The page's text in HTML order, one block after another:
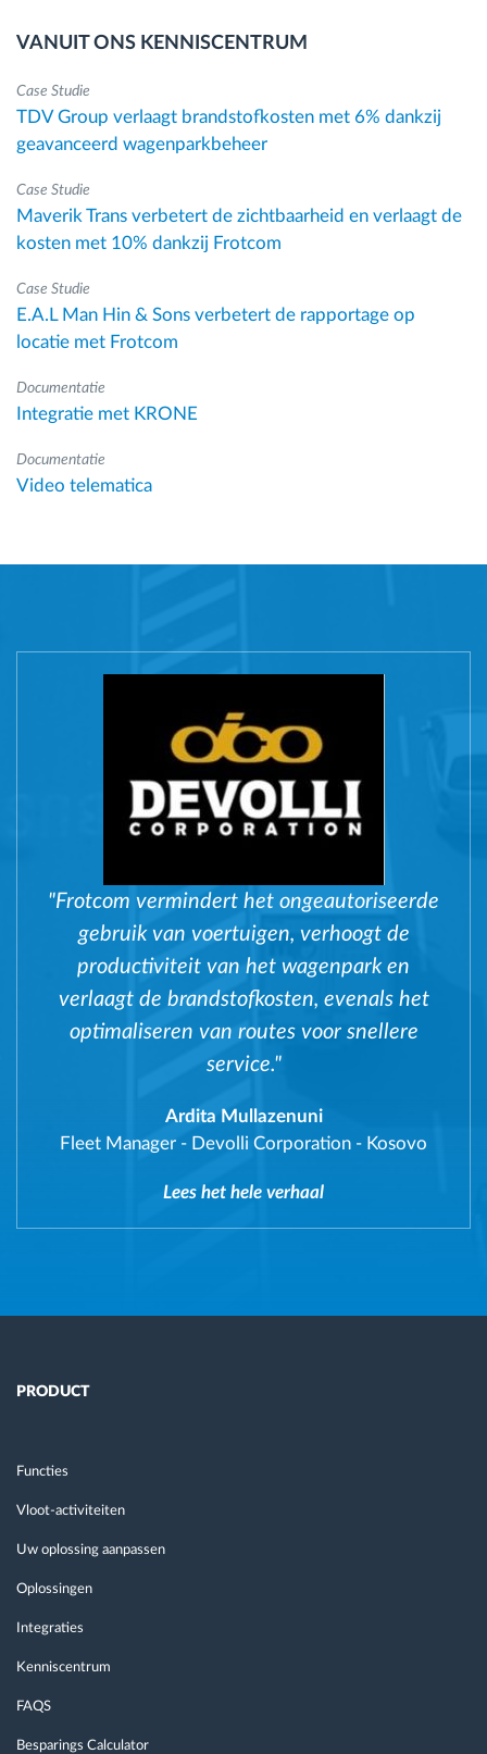
VANUIT ONS KENNISCENTRUM
Case Studie
TDV Group verlaagt brandstofkosten met 6% dankzij
geavanceerd wagenparkbeheer
Case Studie
Maverik Trans verbetert de zichtbaarheid en verlaagt de
kosten met 10% dankzij Frotcom
Case Studie
E.A.L Man Hin & Sons verbetert de rapportage op
locatie met Frotcom
Documentatie
Integratie met KRONE
Documentatie
Video telematica
"Frotcom vermindert het ongeautoriseerde
gebruik van voertuigen, verhoogt de
productiviteit van het wagenpark en
verlaagt de brandstofkosten, evenals het
optimaliseren van routes voor snellere
service."
Ardita Mullazenuni
Fleet Manager - Devolli Corporation - Kosovo
Lees het hele verhaal
PRODUCT
Functies
Vloot-activiteiten
Uw oplossing aanpassen
Oplossingen
Integraties
Kenniscentrum
FAQS
Besparings Calculator